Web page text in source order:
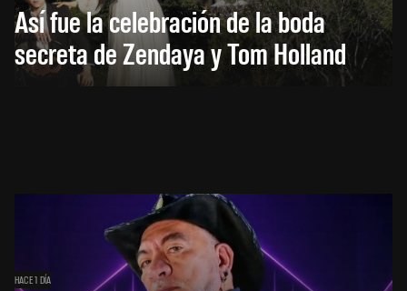
Así fue la celebración de la boda
secreta de Zendaya y Tom Holland
HACE 1 DÍA